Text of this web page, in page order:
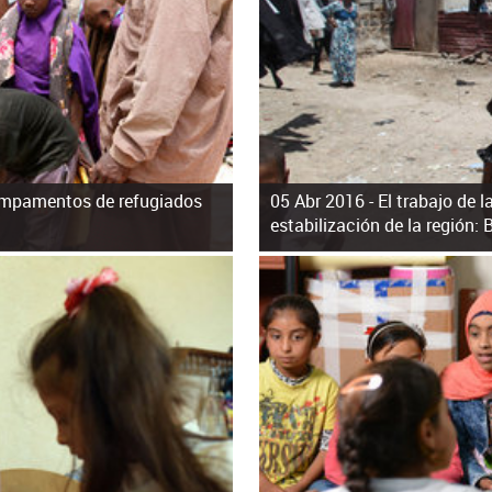
de refugiados 05 Abr 2016 -El trabajo de
estabilización de la región: